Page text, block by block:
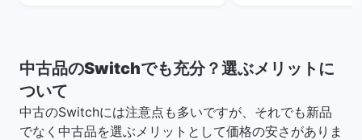
中古品のSwitchでも充分？選ぶメリットに
ついて
中古のSwitchには注意点も多いですが、それでも新品
でなく中古品を選ぶメリットとして価格の安さがありま